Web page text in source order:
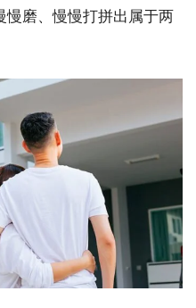
慢磨、慢慢打拼出属于两